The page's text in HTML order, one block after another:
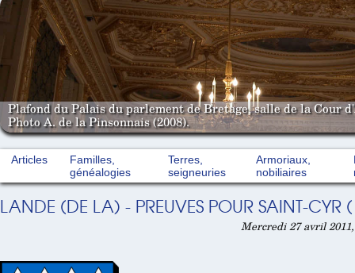
Plafond du Palais du parlement de Bretage, salle de la Cour
Photo A. de la Pinsonnais (2008).
Articles
Familles,
généalogies
Terres,
seigneuries
Armoriaux,
nobiliaires
LANDE (DE LA) - PREUVES POUR SAINT-CYR
Mercredi 27 avril